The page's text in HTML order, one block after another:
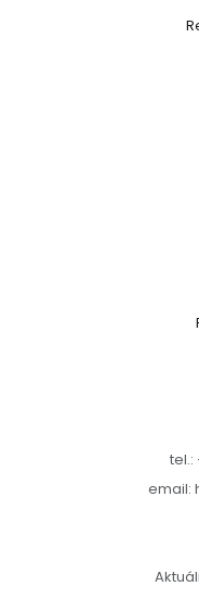
tel.:
email: